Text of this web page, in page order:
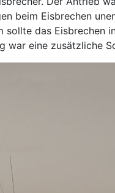
beim Eisbrechen
das Eisbrechen
war eine zusätzliche